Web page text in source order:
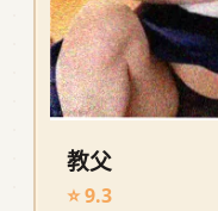
教父
⭐ 9.3